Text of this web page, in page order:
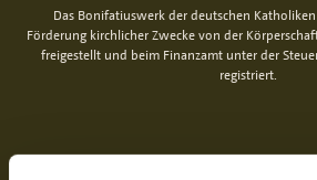
Das Bonifatiuswerk der deutschen
Förderung kirchlicher Zwecke von der
freigestellt und beim Finanzamt unter der
registriert.